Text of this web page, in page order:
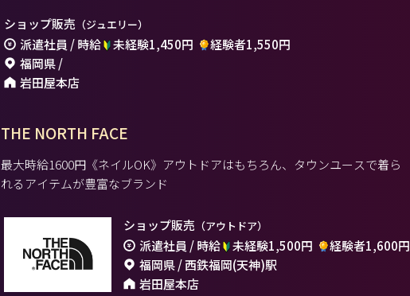
ショップ販売 （ジュエリー）
派遣社員 / 時給 未経験1,450円
経験者1,550円
福岡県 /
岩田屋本店
THE NORTH FACE
最大時給1600円《ネイルOK》アウトドアはもちろん、タウンユースで着ら
れるアイテムが豊富なブランド
ショップ販売 （アウトドア）
派遣社員 / 時給 未経験1,500円
経験者1,600円
福岡県 / 西鉄福岡(天神)駅
岩田屋本店